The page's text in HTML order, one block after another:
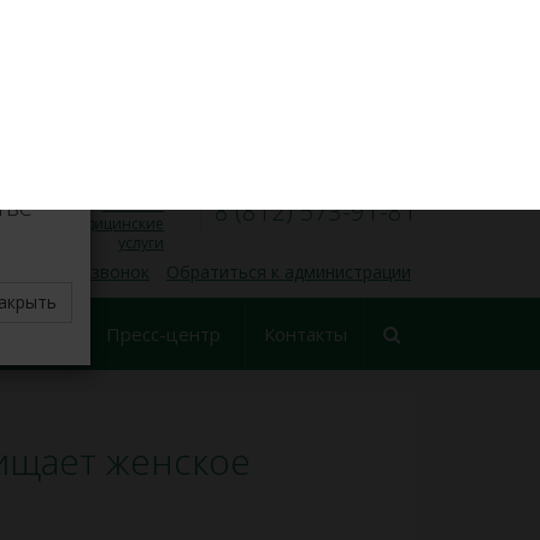
медицинские
услуги
8 (812) 573-91-81
обратный звонок Обратиться к администрации
Пресс-центр Контакты
женское